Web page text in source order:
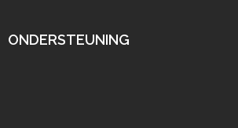
ONDERSTEUNING